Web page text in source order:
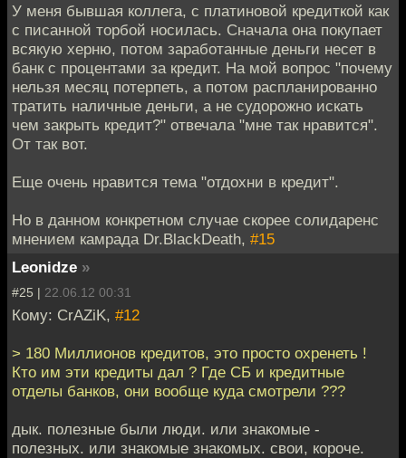
У меня бывшая коллега, с платиновой кредиткой как
с писанной торбой носилась. Сначала она покупает
всякую херню, потом заработанные деньги несет в
банк с процентами за кредит. На мой вопрос "почему
нельзя месяц потерпеть, а потом распланированно
тратить наличные деньги, а не судорожно искать
чем закрыть кредит?" отвечала "мне так нравится".
От так вот.
Еще очень нравится тема "отдохни в кредит".
Но в данном конкретном случае скорее солидаренс
мнением камрада Dr.BlackDeath, #15
Leonidze »
#25 | 22.06.12 00:31
Кому: CrAZiK, #12
> 180 Миллионов кредитов, это просто охренеть !
Кто им эти кредиты дал ? Где СБ и кредитные
отделы банков, они вообще куда смотрели ???
дык. полезные были люди. или знакомые -
полезных. или знакомые знакомых. свои, короче.